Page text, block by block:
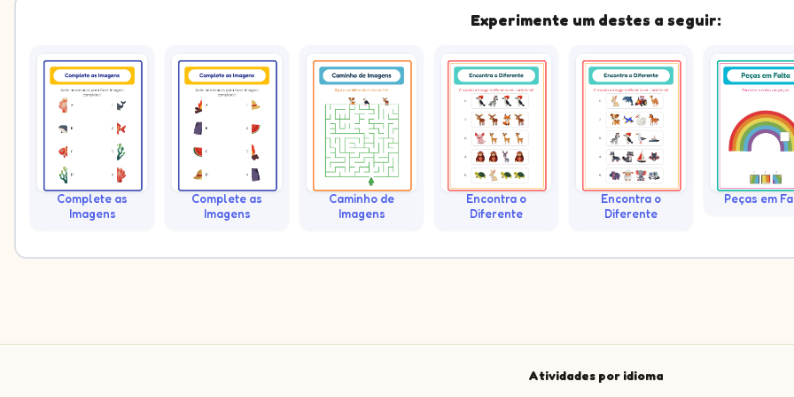
Experimente um destes a seguir:
Complete as
Imagens
Complete as
Imagens
Caminho de
Imagens
Encontra o
Diferente
Encontra o
Diferente
Peças em
Atividades por idioma